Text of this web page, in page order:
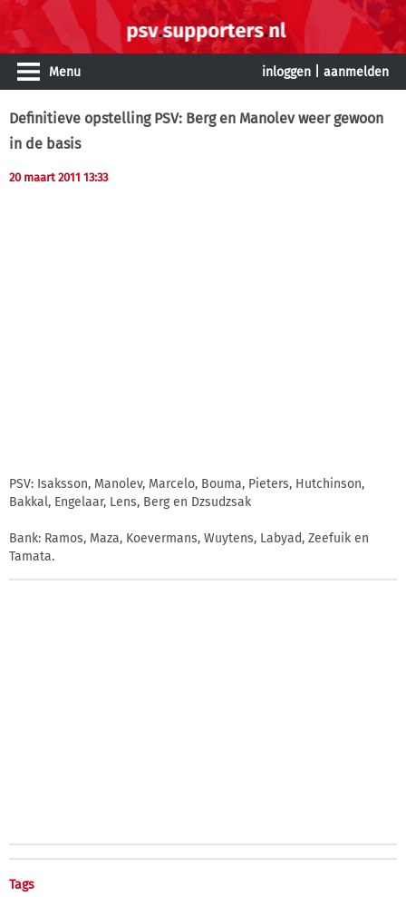
Menu inloggen aanmelden
Definitieve opstelling PSV: Berg en Manolev weer gewoon
in de basis
20 maart 2011 13:33
PSV: Isaksson, Manolev, Marcelo, Bouma, Pieters, Hutchinson,
Bakkal, Engelaar, Lens, Berg en Dzsudzsak
Bank: Ramos, Maza, Koevermans, Wuytens, Labyad, Zeefuik en
Tamata.
Tags